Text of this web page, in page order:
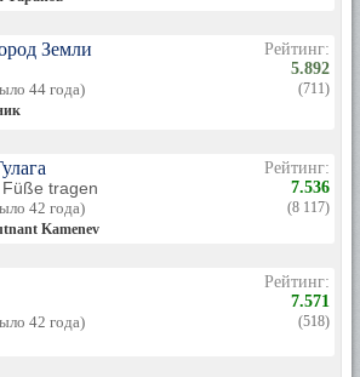
Земли
44 года)
Рейтинг:
5.892
(711)
tragen
42 года)
Kamenev
Рейтинг:
7.536
(8 117)
42 года)
Рейтинг:
7.571
(518)